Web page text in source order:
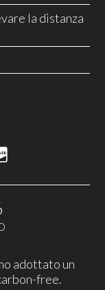
la distanza
adottato un
free.